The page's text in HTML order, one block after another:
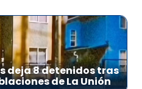
deja 8 detenidos tras
de La Unión